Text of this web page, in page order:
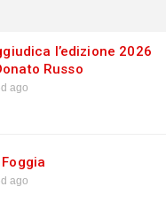
l’edizione 2026
Russo
ago
ago